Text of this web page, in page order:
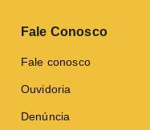
Fale Conosco
Fale conosco
Ouvidoria
Denúncia